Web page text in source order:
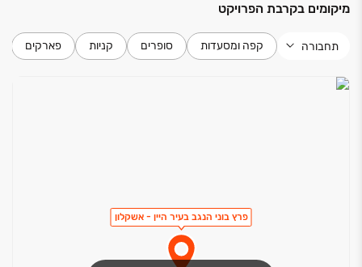
מיקומים בקרבת הפרויקט
תחבורה קפה ומסעדות סופרים קניות פארקים
פרץ בוני הנגב בעיר היין - אשקלון